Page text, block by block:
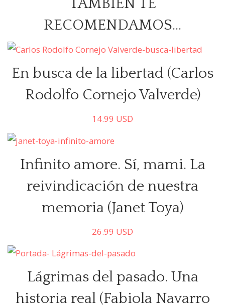
TAMBIÉN TE
RECOMENDAMOS…
En busca de la libertad (Carlos
Rodolfo Cornejo Valverde)
14.99 USD
Infinito amore. Sí, mami. La
reivindicación de nuestra
memoria (Janet Toya)
26.99 USD
Lágrimas del pasado. Una
historia real (Fabiola Navarro